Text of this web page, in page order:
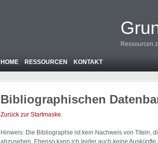
Ressourcen
HOME RESSOURCEN KONTAKT
Bibliographischen
Zurück zur Startmaske.
Hinweis: Die Bibliographie ist kein Nachweis von Titeln,
abzusehen. Ebenso kann ich leider auch keine